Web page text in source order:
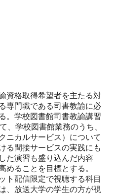
資格取得希望者を主たる対
専門職である司書教諭に必
。学校図書館司書教諭講習
、学校図書館業務のうち、
ニカルサービス）について
る間接サービスの実践にも
た演習も盛り込んだ内容
めることを目標とする。
ト配信限定で視聴する科目
、放送大学の学生の方が視